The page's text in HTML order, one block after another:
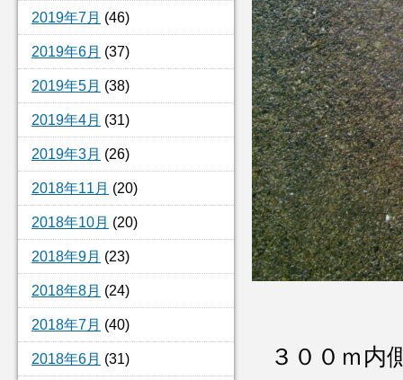
2019年7月 (46)
2019年6月 (37)
2019年5月 (38)
2019年4月 (31)
2019年3月 (26)
2018年11月 (20)
2018年10月 (20)
2018年9月 (23)
2018年8月 (24)
2018年7月 (40)
2018年6月 (31) ３００ｍ